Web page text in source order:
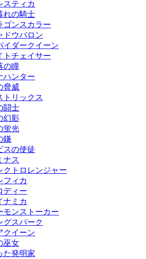
スティカ
れの騎士
ゴンスカラー
ドウバロン
イダークイーン
トチェイサー
の瞳
ハンター
脅威
トリックス
闘士
幻影
蛍光
鎌
スの使徒
ナス
クトロレンジャー
フィカ
ディー
ナミカ
モンストーカー
グスパーク
クイーン
巫女
た発明家